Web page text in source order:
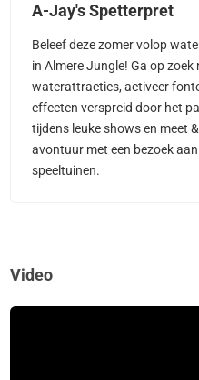
A-Jay's Spetterpret
Beleef deze zomer volop
in Almere Jungle! Ga op
waterattracties, activeer
effecten verspreid door het
tijdens leuke shows en meet
avontuur met een bezoek
speeltuinen.
Video